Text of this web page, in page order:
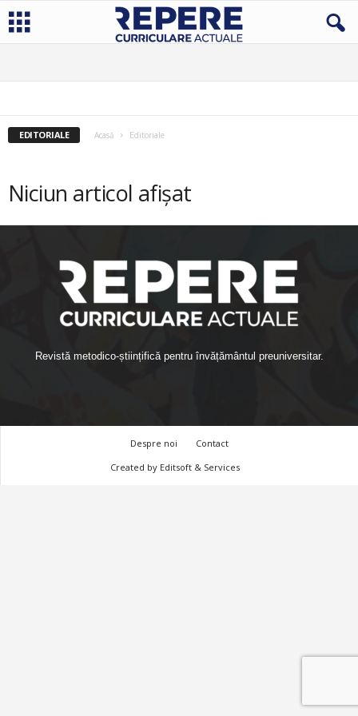
EDITORIALE Acasă Editoriale
Niciun articol afișat
Revistă metodico-științifică pentru învățământul preuniversitar.
Despre noi
Contact
Created by Editsoft & Services